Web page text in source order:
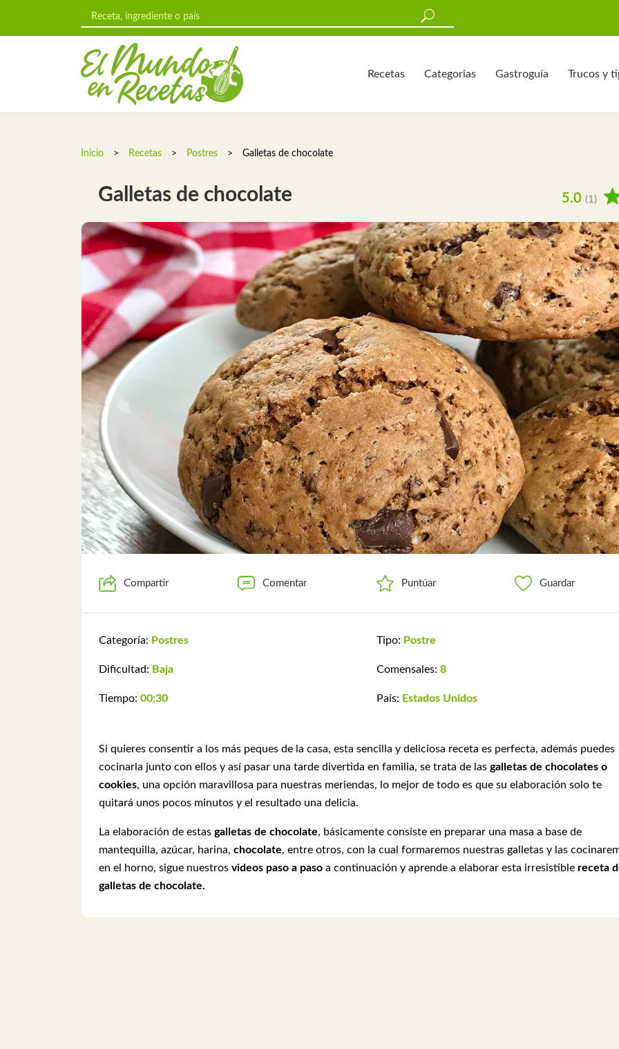
Recetas Categorias Gastroguía Trucos y
Inicio > Recetas > Postres > Galletas de chocolate
Galletas de chocolate 5.0 (1)
Compartir Comentar Puntúar Guardar
Categoría: Postres
Dificultad: Baja
Tiempo: 00:30
Tipo: Postre
Comensales: 8
País: Estados Unidos
Si quieres consentir a los más peques de la casa, esta sencilla y deliciosa receta es perfecta, además puedes
cocinarla junto con ellos y así pasar una tarde divertida en familia, se trata de las galletas de chocolates o
cookies, una opción maravillosa para nuestras meriendas, lo mejor de todo es que su elaboración solo te
quitará unos pocos minutos y el resultado una delicia.
La elaboración de estas galletas de chocolate, básicamente consiste en preparar una masa a base de
mantequilla, azúcar, harina, chocolate, entre otros, con la cual formaremos nuestras galletas y las
en el horno, sigue nuestros videos paso a paso a continuación y aprende a elaborar esta irresistible receta
galletas de chocolate.